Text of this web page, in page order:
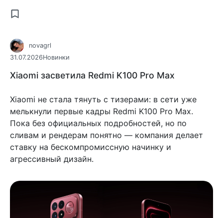
novagrl
31.07.2026Новинки
Xiaomi засветила Redmi K100 Pro Max
Xiaomi не стала тянуть с тизерами: в сети уже
мелькнули первые кадры Redmi K100 Pro Max.
Пока без официальных подробностей, но по
сливам и рендерам понятно — компания делает
ставку на бескомпромиссную начинку и
агрессивный дизайн.